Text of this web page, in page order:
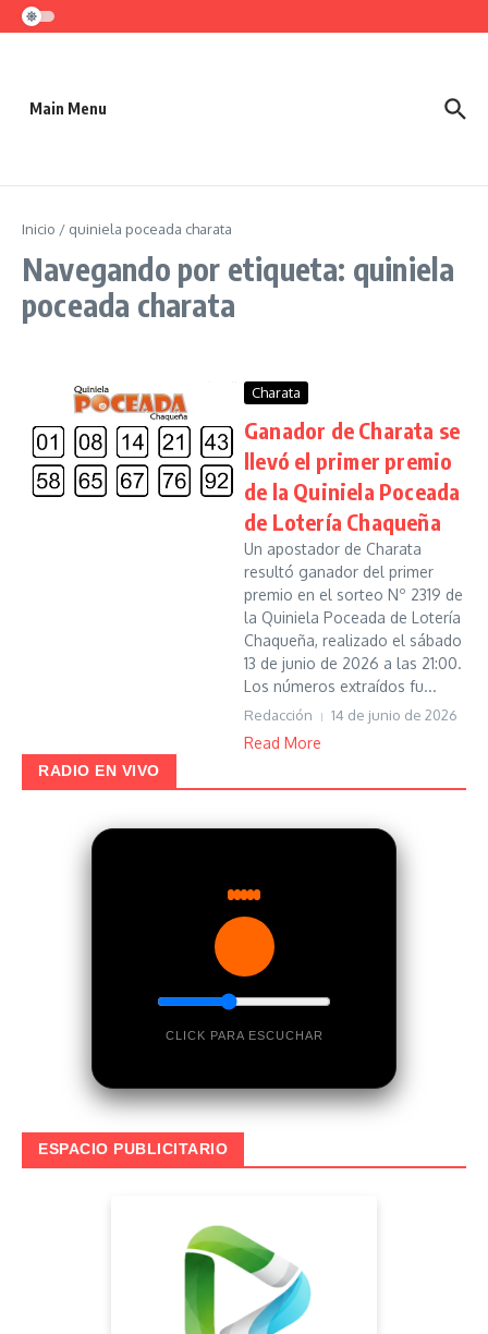
Saltar al contenido
Main Menu
Inicio / quiniela poceada charata
Navegando por etiqueta: quiniela
poceada charata
Charata
Ganador de Charata se
llevó el primer premio
de la Quiniela Poceada
de Lotería Chaqueña
Un apostador de Charata
resultó ganador del primer
premio en el sorteo Nº 2319 de
la Quiniela Poceada de Lotería
Chaqueña, realizado el sábado
13 de junio de 2026 a las 21:00.
Los números extraídos fu...
Redacción 14 de junio de 2026
Read More
RADIO EN VIVO
CLICK PARA ESCUCHAR
ESPACIO PUBLICITARIO